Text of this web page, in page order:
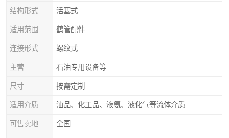
结构形式 活塞式
适用范围 鹤管配件
连接形式 螺纹式
主营 石油专用设备等
尺寸 按需定制
适用介质 油品、化工品、液氨、液化气等流体介质
可售卖地 全国